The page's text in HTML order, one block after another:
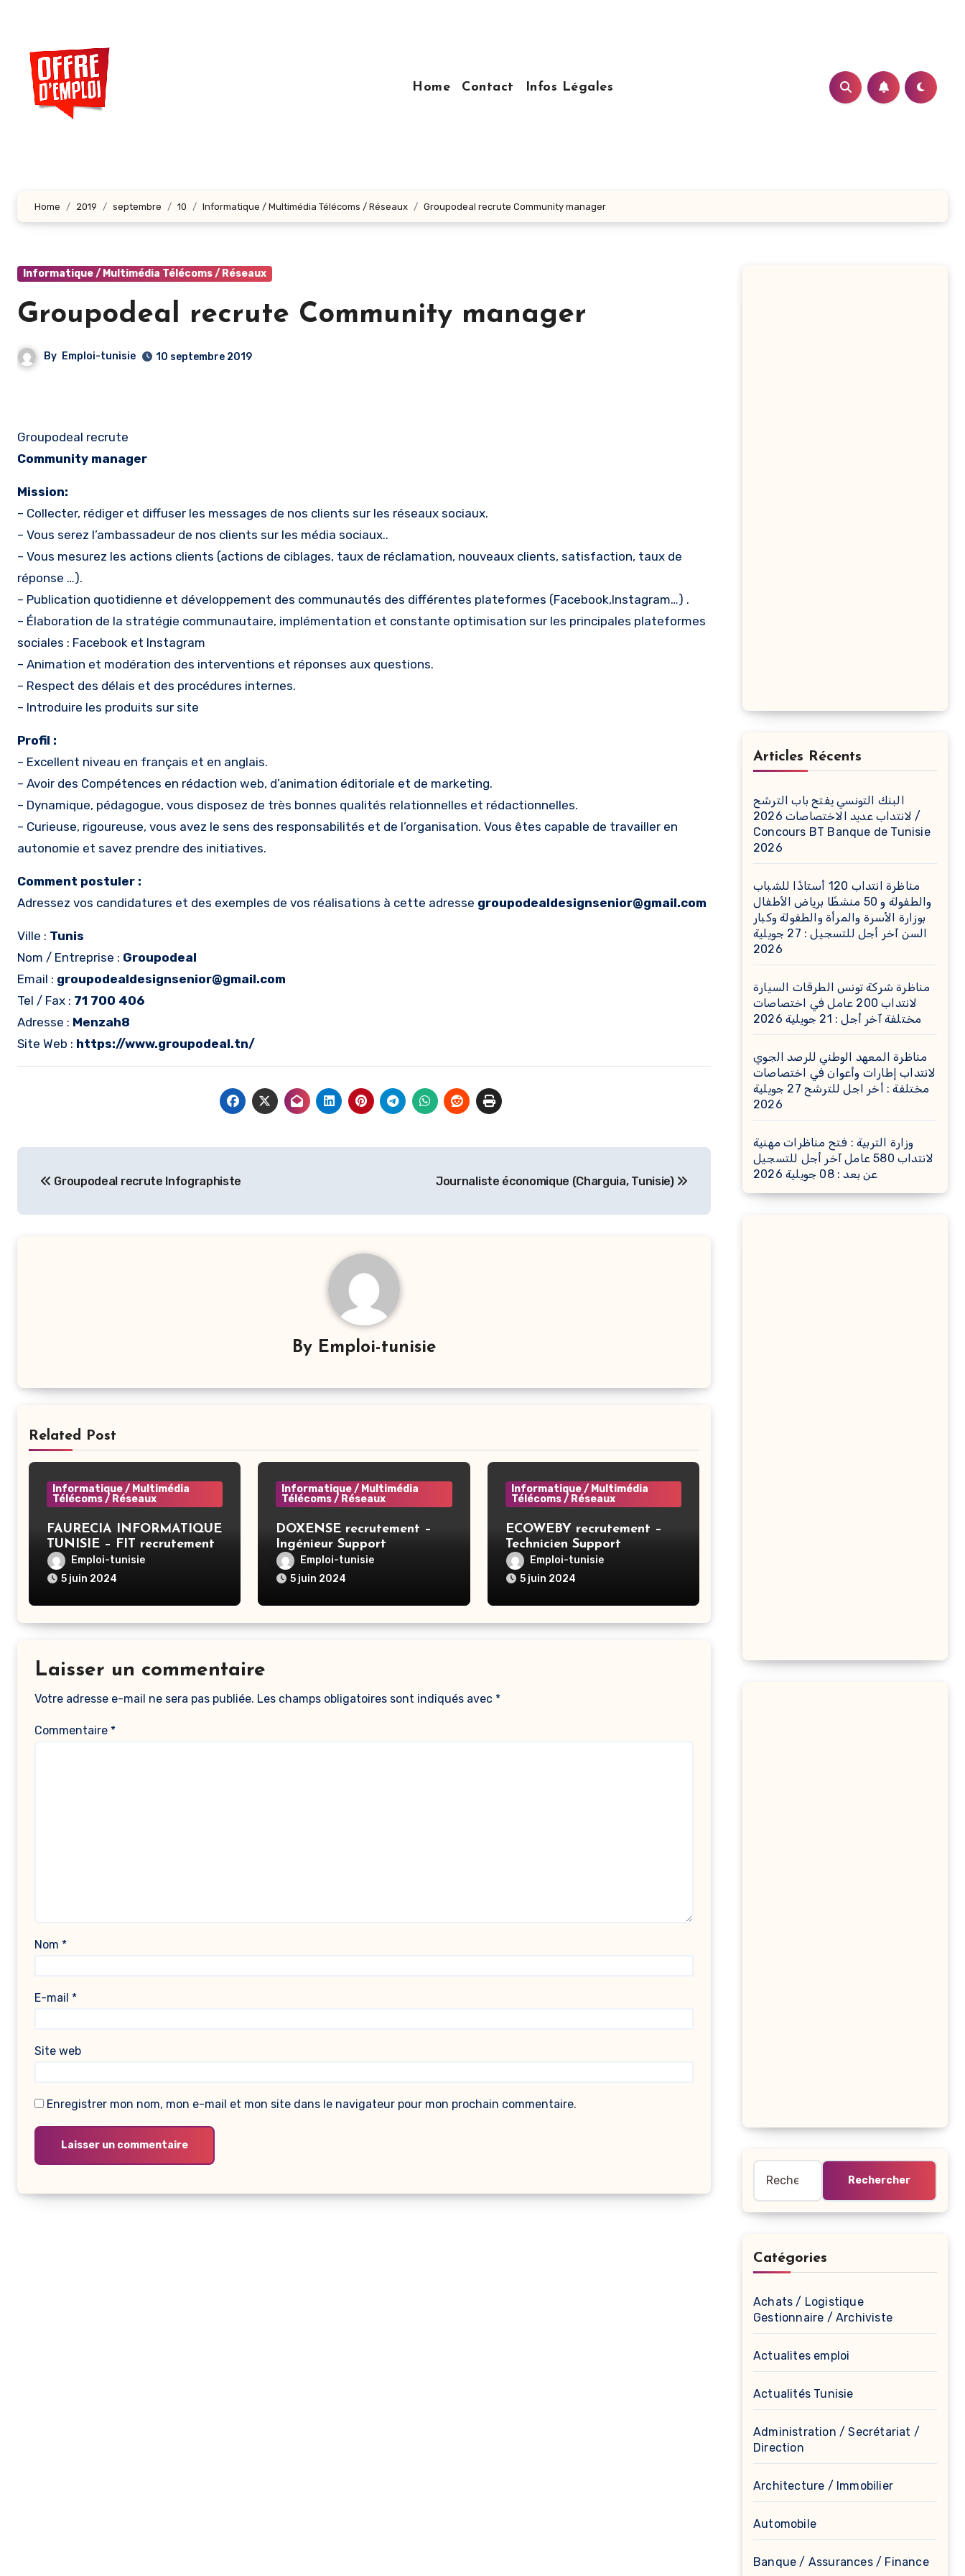
contenu
principal
Home
Contact Infos Légales
Home 2019 septembre 10 Informatique / Multimédia Télécoms / Réseaux Groupodeal recrute Community manager
Informatique / Multimédia Télécoms / Réseaux
Groupodeal recrute Community manager
By Emploi-tunisie 10 septembre 2019
Groupodeal recrute
Community manager
Mission:
– Collecter, rédiger et diffuser les messages de nos clients sur les réseaux sociaux.
– Vous serez l’ambassadeur de nos clients sur les média sociaux..
– Vous mesurez les actions clients (actions de ciblages, taux de réclamation, nouveaux clients, satisfaction, taux de
réponse …).
– Publication quotidienne et développement des communautés des différentes plateformes (Facebook,Instagram…) .
– Élaboration de la stratégie communautaire, implémentation et constante optimisation sur les principales plateformes
sociales : Facebook et Instagram
– Animation et modération des interventions et réponses aux questions.
– Respect des délais et des procédures internes.
– Introduire les produits sur site
Profil :
– Excellent niveau en français et en anglais.
– Avoir des Compétences en rédaction web, d’animation éditoriale et de marketing.
– Dynamique, pédagogue, vous disposez de très bonnes qualités relationnelles et rédactionnelles.
– Curieuse, rigoureuse, vous avez le sens des responsabilités et de l’organisation. Vous êtes capable de travailler en
autonomie et savez prendre des initiatives.
Comment postuler :
Adressez vos candidatures et des exemples de vos réalisations à cette adresse groupodealdesignsenior@gmail.com
Ville : Tunis
Nom / Entreprise : Groupodeal
Email : groupodealdesignsenior@gmail.com
Tel / Fax : 71 700 406
Adresse : Menzah8
Site Web : https://www.groupodeal.tn/
de
l’article
Groupodeal recrute Infographiste Journaliste économique (Charguia, Tunisie)
By Emploi-tunisie
Related Post
Informatique / Multimédia
Télécoms / Réseaux
FAURECIA INFORMATIQUE
TUNISIE – FIT recrutement
– System Administrator
BAC+3 (CIVP) – Tunis
Emploi-tunisie
5 juin 2024
Informatique / Multimédia
Télécoms / Réseaux
DOXENSE recrutement –
Ingénieur Support
Applicatif – Nabeul
Emploi-tunisie
5 juin 2024
Informatique / Multimédia
Télécoms / Réseaux
ECOWEBY recrutement –
Technicien Support
Informatique Niv 1 et 2 –
Tunis
Emploi-tunisie
5 juin 2024
Laisser un commentaire
Votre adresse e-mail ne sera pas publiée. Les champs obligatoires sont indiqués avec *
Commentaire *
Nom *
E-mail *
Site web
Enregistrer mon nom, mon e-mail et mon site dans le navigateur pour mon prochain commentaire.
Articles Récents
البنك التونسي يفتح باب الترشح
لانتداب عديد الاختصاصات 2026 /
Concours BT Banque de Tunisie
2026
مناظرة انتداب 120 أستاذًا للشباب
والطفولة و 50 منشطًا برياض الأطفال
بوزارة الأسرة والمرأة والطفولة وكبار
السن آخر أجل للتسجيل : 27 جويلية
2026
مناظرة شركة تونس الطرقات السيارة
لانتداب 200 عامل في اختصاصات
مختلفة آخر أجل : 21 جويلية 2026
مناظرة المعهد الوطني للرصد الجوي
لانتداب إطارات وأعوان في اختصاصات
مختلفة : أخر اجل للترشح 27 جويلية
2026
وزارة التربية : فتح مناظرات مهنية
لانتداب 580 عامل آخر أجل للتسجيل
عن بعد : 08 جويلية 2026
Catégories
Achats / Logistique
Gestionnaire / Archiviste
Actualites emploi
Actualités Tunisie
Administration / Secrétariat /
Direction
Architecture / Immobilier
Automobile
Banque / Assurances / Finance